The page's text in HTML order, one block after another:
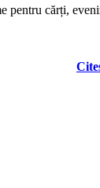
pentru cărți,